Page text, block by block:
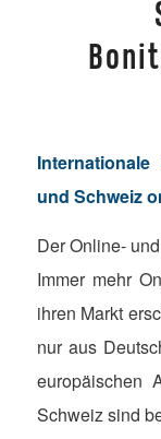
und Schweiz
Der Online-
Immer mehr
ihren Markt
nur aus
europäischen
Schweiz sind